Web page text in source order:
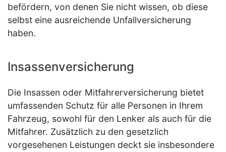
befördern, von denen Sie nicht wissen, ob diese
selbst eine ausreichende Unfallversicherung
haben.
Insassenversicherung
Die Insassen oder Mitfahrerversicherung bietet
umfassenden Schutz für alle Personen in Ihrem
Fahrzeug, sowohl für den Lenker als auch für die
Mitfahrer. Zusätzlich zu den gesetzlich
vorgesehenen Leistungen deckt sie insbesondere